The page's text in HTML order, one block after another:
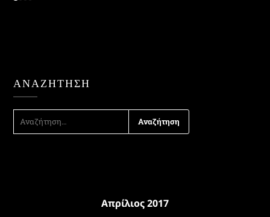
ΑΝΑΖΉΤΗΣΗ
ΑΝΑΖΉΤΗΣΗ
ΓΙΑ:
Απρίλιος 2017